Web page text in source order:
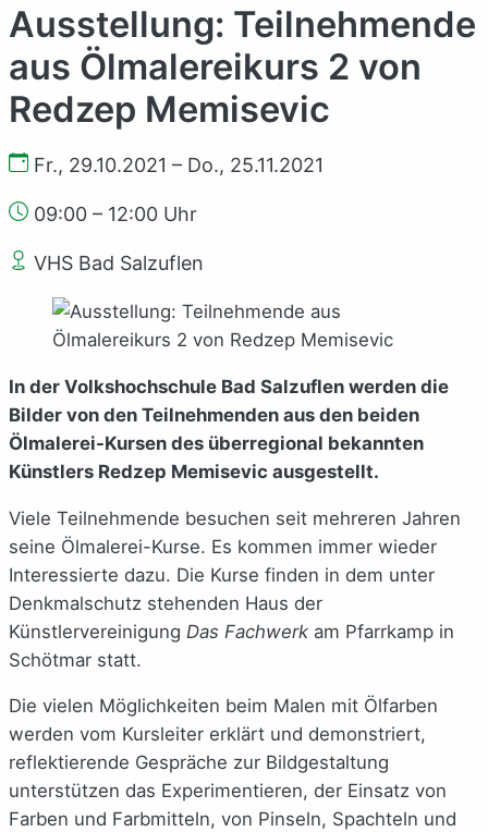
Ausstellung: Teilnehmende
aus Ölmalereikurs 2 von
Redzep Memisevic
Fr., 29.10.2021 – Do., 25.11.2021
09:00 – 12:00 Uhr
VHS Bad Salzuflen
In der Volkshochschule Bad Salzuflen werden die
Bilder von den Teilnehmenden aus den beiden
Ölmalerei-Kursen des überregional bekannten
Künstlers Redzep Memisevic ausgestellt.
Viele Teilnehmende besuchen seit mehreren Jahren
seine Ölmalerei-Kurse. Es kommen immer wieder
Interessierte dazu. Die Kurse finden in dem unter
Denkmalschutz stehenden Haus der
Künstlervereinigung Das Fachwerk am Pfarrkamp in
Schötmar statt.
Die vielen Möglichkeiten beim Malen mit Ölfarben
werden vom Kursleiter erklärt und demonstriert,
reflektierende Gespräche zur Bildgestaltung
unterstützen das Experimentieren, der Einsatz von
Farben und Farbmitteln, von Pinseln, Spachteln und